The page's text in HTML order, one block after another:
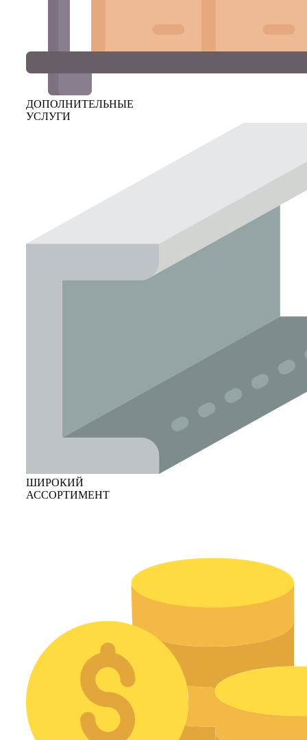
ДОПОЛНИТЕЛЬНЫЕ
УСЛУГИ
ШИРОКИЙ
АССОРТИМЕНТ